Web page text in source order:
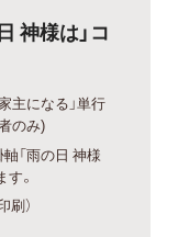
神様は」コ
主になる」単行
のみ)
「雨の日 神様
。
）